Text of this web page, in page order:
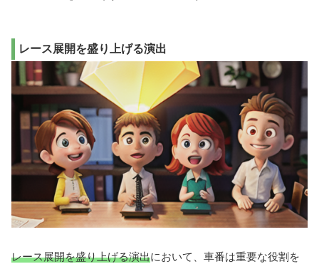
レース展開を盛り上げる演出
レース展開を盛り上げる演出において、車番は重要な役割を